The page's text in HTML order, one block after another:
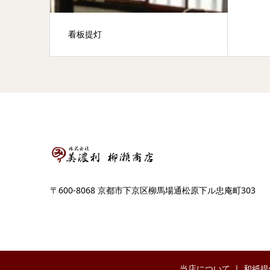
看板提灯
〒600-8068 京都市下京区柳馬場通松原下ル忠庵町303